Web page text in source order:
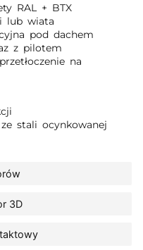
3D
RAL + BTX
lub wiata
pod dachem
z pilotem
na
stali ocynkowanej